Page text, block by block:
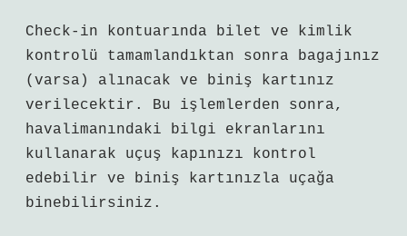
Check-in kontuarında bilet ve kimlik
kontrolü tamamlandıktan sonra bagajınız
(varsa) alınacak ve biniş kartınız
verilecektir. Bu işlemlerden sonra,
havalimanındaki bilgi ekranlarını
kullanarak uçuş kapınızı kontrol
edebilir ve biniş kartınızla uçağa
binebilirsiniz.